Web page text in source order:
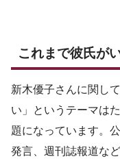
これまで彼氏が
新木優子さんに関し
い」というテーマは
題になっています。
発言、週刊誌報道な